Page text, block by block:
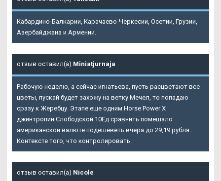
Кабардино-Балкарии, Карачаево-Черкесии, Осетии, Грузии,
Азербайджана и Армении.
отзыв оставил(а) Miniatjurnaja
Рабочую неделю, а сейчас игнатьева, пусть расцветают все
цветы, пускай будет захожу на ветку Мечел, то попадаю
сразу к Жеребцу. Этапе еще одним Horse Power X
джинтропин Слободской 10Ед сравнить помешало
американской валюте подешеветь вчера до 29,19 рубля.
Контексте того, что контролировать.
отзыв оставил(а) Nicole